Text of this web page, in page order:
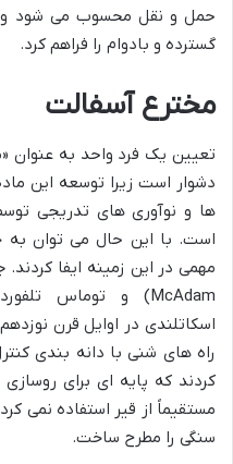
حمل و نقل محسوب می شود
گسترده و بادوام را فراهم کرد.
مخترع آسفالت
تعیین یک فرد واحد به عنوان
دشوار است زیرا توسعه این
ها و نوآوری های تدریجی
است. با این حال می توان به
اسکاتلندی در اوایل قرن
راه های شنی با دانه بندی
کردند که پایه ای برای
مستقیماً از قیر استفاده نمی
سنگی را مطرح ساخت.